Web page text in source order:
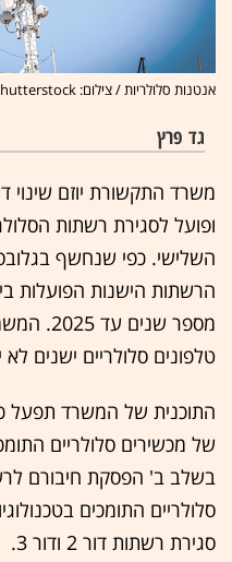
אנטנות סלולריות / צילום: shutterstock
גד פרץ
משרד התקשורת יוזם שינוי
ופועל לסגירת רשתות
השלישי. כפי שנחשף
הרשתות הישנות הפועלות
מספר
טלפונים סלולריים ישנים
התוכנית של המשרד תפעל
של מכשירים סלולריים
בשלב ב' הפסקת חיבורם
סלולריים התומכים
סגירת רשתות דור 2 ודור 3.